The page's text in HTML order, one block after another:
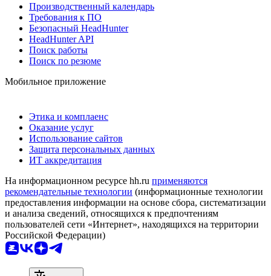
Производственный календарь
Требования к ПО
Безопасный HeadHunter
HeadHunter API
Поиск работы
Поиск по резюме
Мобильное приложение
Этика и комплаенс
Оказание услуг
Использование сайтов
Защита персональных данных
ИТ аккредитация
На информационном ресурсе hh.ru применяются
рекомендательные технологии (информационные технологии
предоставления информации на основе сбора, систематизации
и анализа сведений, относящихся к предпочтениям
пользователей сети «Интернет», находящихся на территории
Российской Федерации)